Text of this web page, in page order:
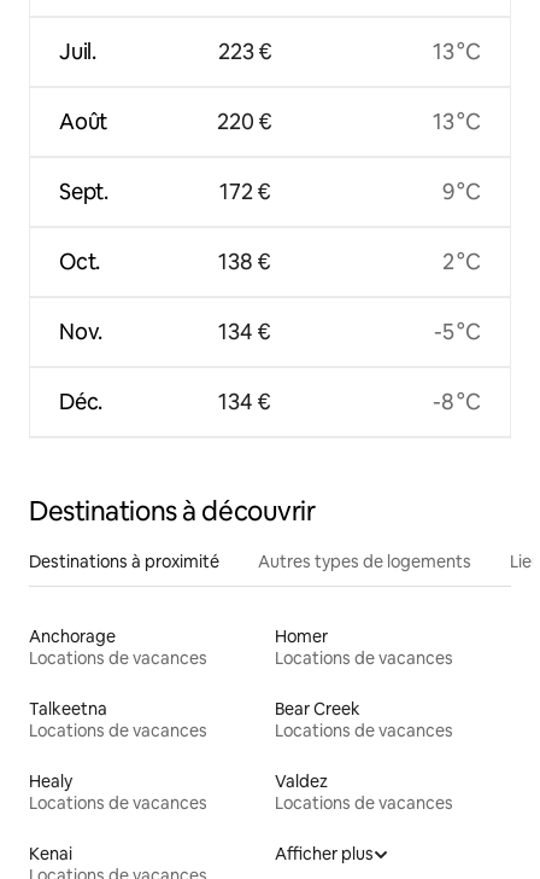
Juil.
Août
Sept.
Oct.
Nov.
Déc.
223 €
220 €
172 €
138 €
134 €
134 €
13 °C
13 °C
9 °C
2 °C
-5 °C
-8 °C
Destinations à découvrir
Destinations à proximité Autres types de logements
Anchorage
Locations de vacances
Homer
Locations de vacances
Talkeetna
Locations de vacances
Bear Creek
Locations de vacances
Healy
Locations de vacances
Valdez
Locations de vacances
Kenai
Afficher plus